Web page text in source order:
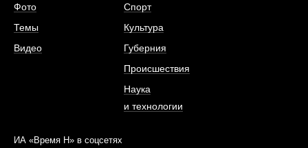
Фото
Темы
Видео
Спорт
Культура
Губерния
Происшествия
Наука
и технологии
ИА «Время Н» в соцсетях